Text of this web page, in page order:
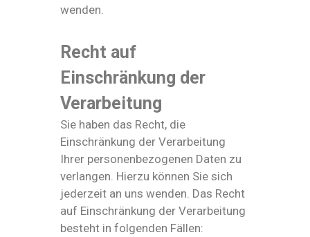
wenden.
Recht auf
Einschränkung der
Verarbeitung
Sie haben das Recht, die
Einschränkung der Verarbeitung
Ihrer personenbezogenen Daten zu
verlangen. Hierzu können Sie sich
jederzeit an uns wenden. Das Recht
auf Einschränkung der Verarbeitung
besteht in folgenden Fällen: